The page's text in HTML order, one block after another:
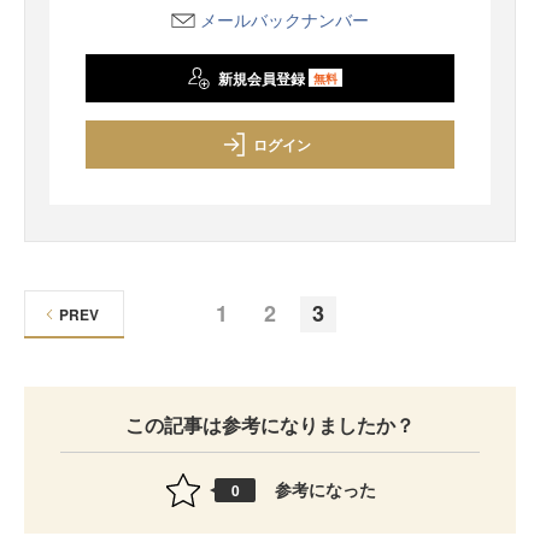
メールバックナンバー
新規会員登録 無料
ログイン
1 2 3
PREV
この記事は参考になりましたか？
0 参考になった